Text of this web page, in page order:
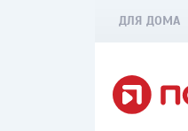
ДЛЯ ДОМА